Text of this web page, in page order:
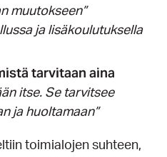
muutokseen”
ja lisäkoulutuksella
tarvitaan aina
itse. Se tarvitsee
ja huoltamaan”
toimialojen suhteen,